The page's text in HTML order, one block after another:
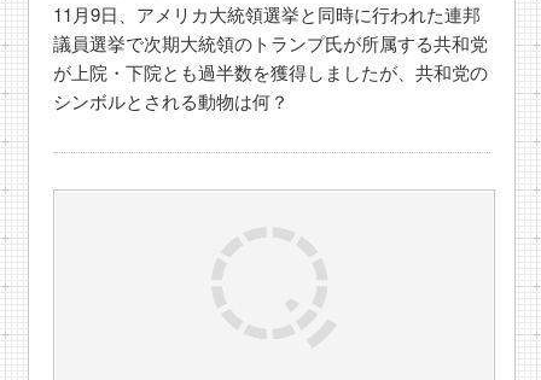
11月9日、アメリカ大統領選挙と同時に行われた連邦
議員選挙で次期大統領のトランプ氏が所属する共和党
が上院・下院とも過半数を獲得しましたが、共和党の
シンボルとされる動物は何？